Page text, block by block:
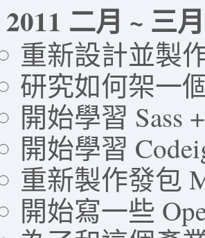
2011 二月 ~ 三月
重新設計並製
研究如何架一
開始學習 Sass
開始學習
重新製作發包
開始寫一些